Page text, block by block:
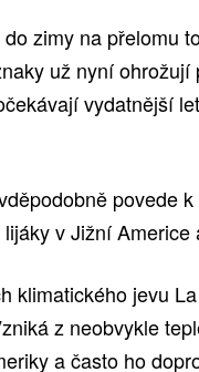
zimy na přelomu
už nyní ohrožují
vydatnější
povede
v Jižní Americe
klimatického jevu
z neobvykle
a často ho